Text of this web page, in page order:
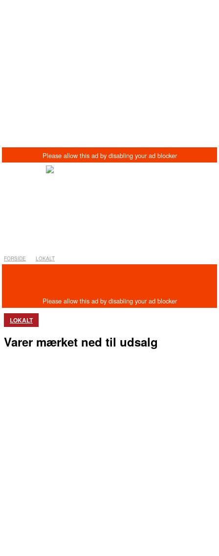
FORSIDE LOKALT
LOKALT
Varer mærket ned til udsalg